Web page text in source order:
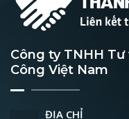
Công ty TNHH
Công Việt Nam
ĐỊA CHỈ